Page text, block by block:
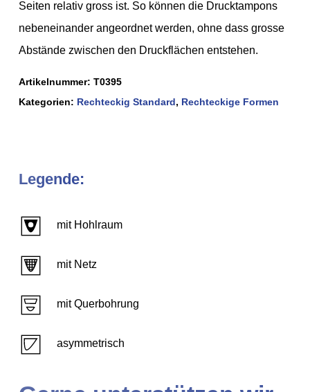
Seiten relativ gross ist. So können die Drucktampons
nebeneinander angeordnet werden, ohne dass grosse
Abstände zwischen den Druckflächen entstehen.
Artikelnummer: T0395
Kategorien: Rechteckig Standard, Rechteckige Formen
Legende:
mit Hohlraum
mit Netz
mit Querbohrung
asymmetrisch